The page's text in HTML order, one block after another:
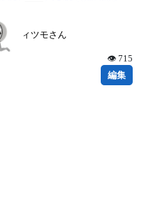
ィツモさん
👁 715
編集